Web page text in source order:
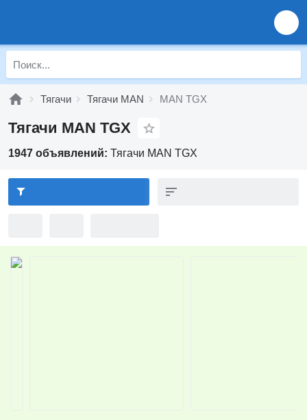
Тягачи Тягачи MAN MAN TGX
Тягачи MAN TGX
1947 объявлений: Тягачи MAN TGX